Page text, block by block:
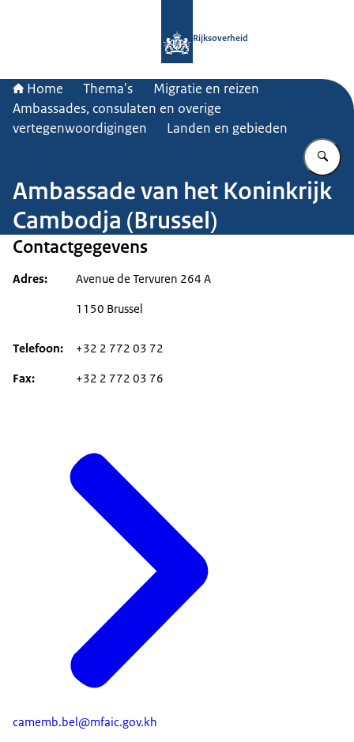
Rijksoverheid
Home Thema's
Migratie en reizen
Ambassades, consulaten en overige
vertegenwoordigingen
Landen en gebieden
Ambassade van het Koninkrijk
Cambodja (Brussel)
Contactgegevens
Adres
Avenue de Tervuren 264 A
1150 Brussel
Telefoon +32 2 772 03 72
Fax +32 2 772 03 76
camemb.bel@mfaic.gov.kh